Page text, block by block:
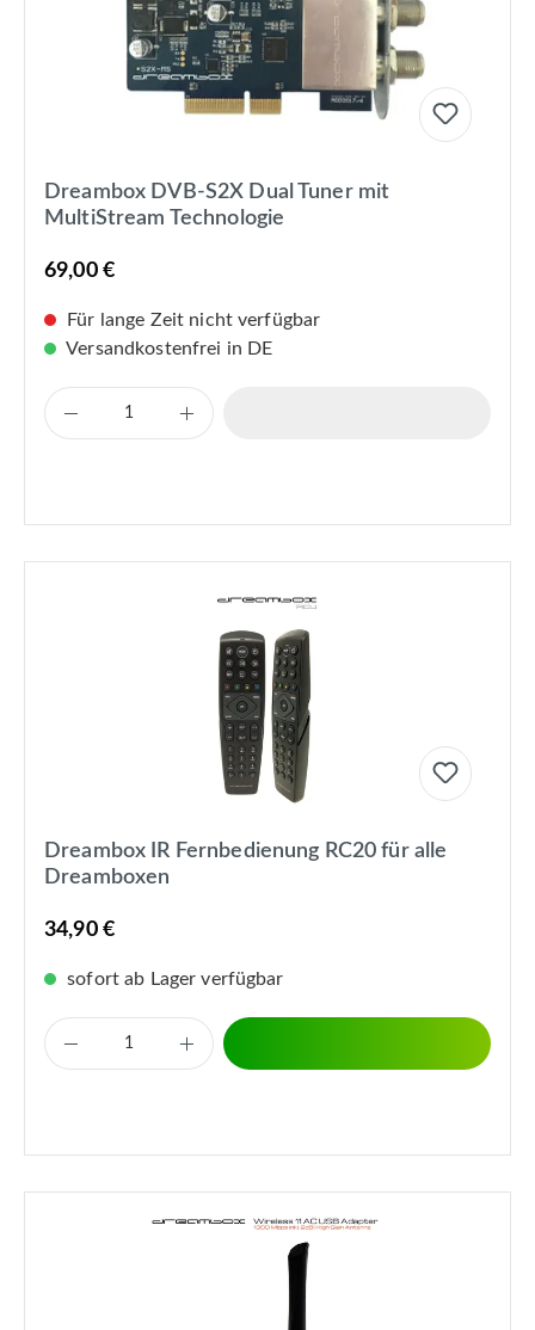
Dreambox DVB-S2X Dual Tuner mit
MultiStream Technologie
69,00 €
Für lange Zeit nicht verfügbar
Versandkostenfrei in DE
Dreambox IR Fernbedienung RC20 für alle
Dreamboxen
34,90 €
sofort ab Lager verfügbar